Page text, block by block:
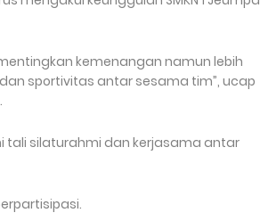
kemenangan namun lebih
sportivitas antar sesama tim”, ucap
silaturahmi dan kerjasama antar